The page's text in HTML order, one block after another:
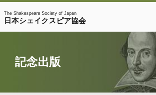
The Shakespeare Society of Japan
日本シェイクスピア協会
記念出版